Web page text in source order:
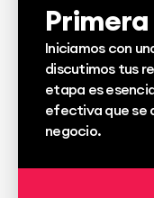
Iniciamos con
discutimos tus
etapa es
efectiva que se
negocio.